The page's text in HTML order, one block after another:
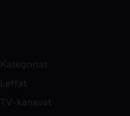
Kategoriat
Leffat
TV-kanavat